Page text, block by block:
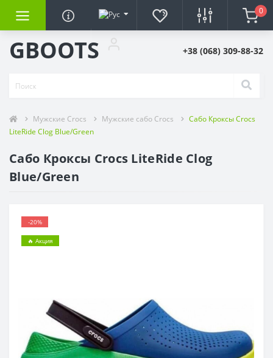
0
GBOOTS +38 (068) 309-88-32
Мужские Crocs Мужские сабо Crocs
Сабо Кроксы Crocs
LiteRide Clog Blue/Green
Сабо Кроксы Crocs LiteRide Clog
Blue/Green
-20%
🔥 Акция